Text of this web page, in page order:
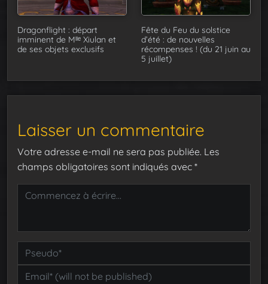
Dragonflight : départ
imminent de Mˡˡᵉ Xiulan et
de ses objets exclusifs
Fête du Feu du solstice
d’été : de nouvelles
récompenses ! (du 21 juin au
5 juillet)
Laisser un commentaire
Votre adresse e-mail ne sera pas publiée. Les
champs obligatoires sont indiqués avec *